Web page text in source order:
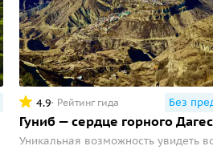
4.9 Рейтинг гида Без
Гуниб — сердце горного
Уникальная возможность увидеть